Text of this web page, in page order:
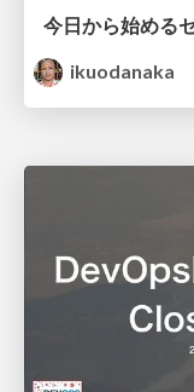
ikuodanaka